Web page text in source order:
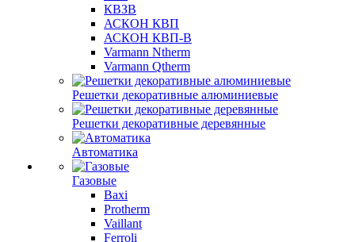
КВЗВ
АСКОН КВП
АСКОН КВП-В
Varmann Ntherm
Varmann Qtherm
Решетки декоративные алюминиевые
Решетки декоративные деревянные
Автоматика
Газовые
Baxi
Protherm
Vaillant
Ferroli